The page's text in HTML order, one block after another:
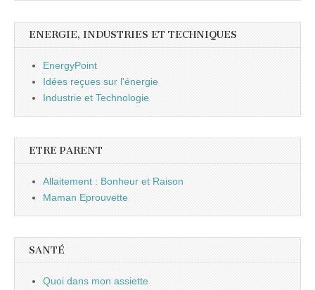
ENERGIE, INDUSTRIES ET TECHNIQUES
EnergyPoint
Idées reçues sur l'énergie
Industrie et Technologie
ETRE PARENT
Allaitement : Bonheur et Raison
Maman Eprouvette
SANTÉ
Quoi dans mon assiette